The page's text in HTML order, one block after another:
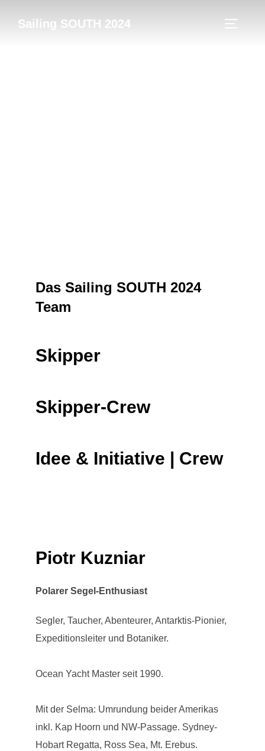
InhaltSailing SOUTH 2024
Das Sailing SOUTH 2024
Team
Skipper
Skipper-Crew
Idee & Initiative | Crew
Piotr Kuzniar
Polarer Segel-Enthusiast
Segler, Taucher, Abenteurer, Antarktis-Pionier,
Expeditionsleiter und Botaniker.
Ocean Yacht Master seit 1990.
Mit der Selma: Umrundung beider Amerikas
inkl. Kap Hoorn und NW-Passage. Sydney-
Hobart Regatta, Ross Sea, Mt. Erebus.